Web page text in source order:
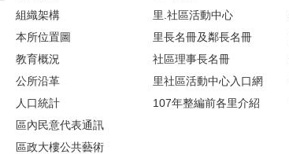
組織架構
本所位置圖
教育概況
公所沿革
人口統計
區內民意代表通訊
區政大樓公共藝術
里.社區活動中心
里長名冊及鄰長名冊
社區理事長名冊
里社區活動中心入口網
107年整編前各里介紹